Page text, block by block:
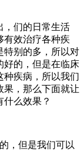
，们的日常生活
有效治疗各种疾
特别的多，所以对
好的，但是在临床
种疾病，所以我们
果，那么下面就让
么效果？
，但是我们可以